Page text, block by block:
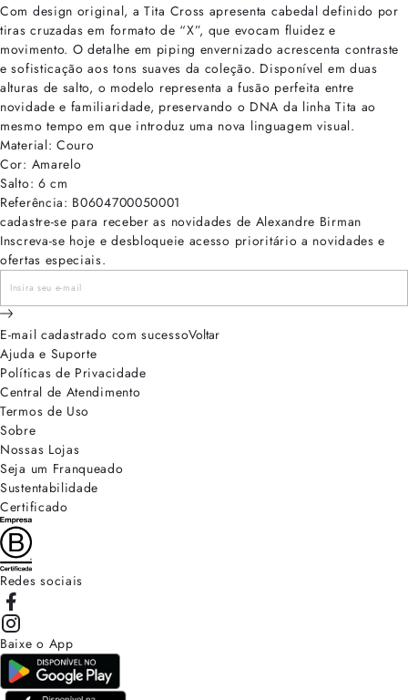
Com design original, a Tita Cross apresenta cabedal definido por
tiras cruzadas em formato de “X”, que evocam fluidez e
movimento. O detalhe em piping envernizado acrescenta contraste
e sofisticação aos tons suaves da coleção. Disponível em duas
alturas de salto, o modelo representa a fusão perfeita entre
novidade e familiaridade, preservando o DNA da linha Tita ao
mesmo tempo em que introduz uma nova linguagem visual.
Material: Couro
Cor: Amarelo
Salto: 6 cm
Referência: B0604700050001
cadastre-se para receber as novidades de Alexandre Birman
Inscreva-se hoje e desbloqueie acesso prioritário a novidades e
ofertas especiais.
E-mail cadastrado com sucessoVoltar
Ajuda e Suporte
Políticas de Privacidade
Central de Atendimento
Termos de Uso
Sobre
Nossas Lojas
Seja um Franqueado
Sustentabilidade
Certificado
Redes sociais
Baixe o App